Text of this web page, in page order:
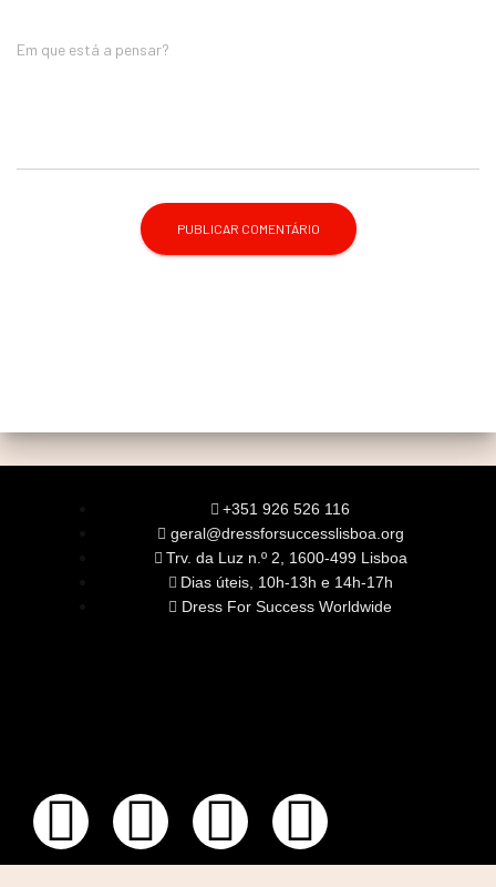
Em que está a pensar?
+351 926 526 116
geral@dressforsuccesslisboa.org
Trv. da Luz n.º 2, 1600-499 Lisboa
Dias úteis, 10h-13h e 14h-17h
Dress For Success Worldwide